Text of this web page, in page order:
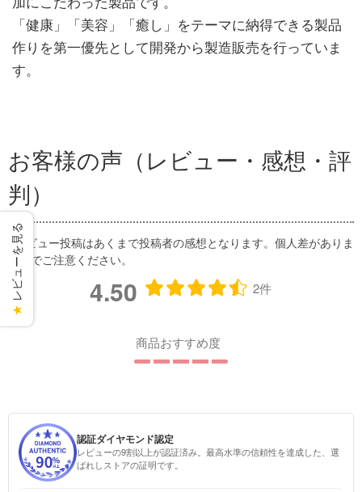
「健康」「美容」「癒し」をテーマに納得できる製品
作りを第一優先として開発から製造販売を行っていま
す。
お客様の声（レビュー・感想・評
判）
4.50 2件
商品おすすめ度
認証ダイヤモンド認定
レビューの9割以上が認証済み。最高水準の信頼性を達成した、選
ばれしストアの証明です。
★
レビューを見る